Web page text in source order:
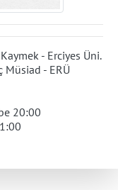
- Erciyes Üni.
Müsiad - ERÜ
20:00